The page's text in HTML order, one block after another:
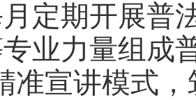
定期开展普
业力量组成
准宣讲模式